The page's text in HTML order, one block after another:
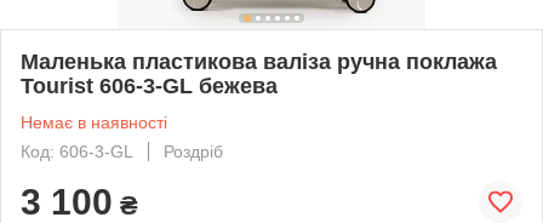
Маленька пластикова валіза ручна поклажа
Tourist 606-3-GL бежева
Немає в наявності
Код: 606-3-GL
Роздріб
3 100 ₴